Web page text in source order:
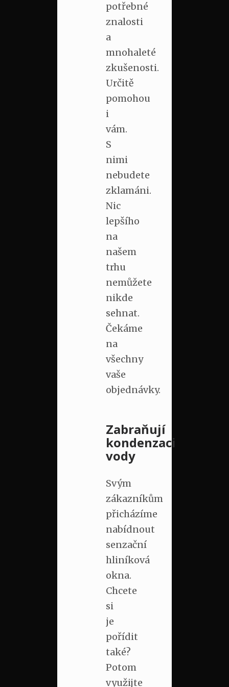
potřebné
znalosti
a
mnohaleté
zkušenosti.
Určitě
pomohou
i
vám.
S
nimi
nebudete
zklamáni.
Nic
lepšího
na
našem
trhu
nemůžete
nikde
sehnat.
Čekáme
na
všechny
vaše
objednávky.
Zabraňují
kondenzaci
vody
Svým
zákazníkům
přicházíme
nabídnout
senzační
hliníková
okna.
Chcete
si
je
pořídit
také?
Potom
využijte